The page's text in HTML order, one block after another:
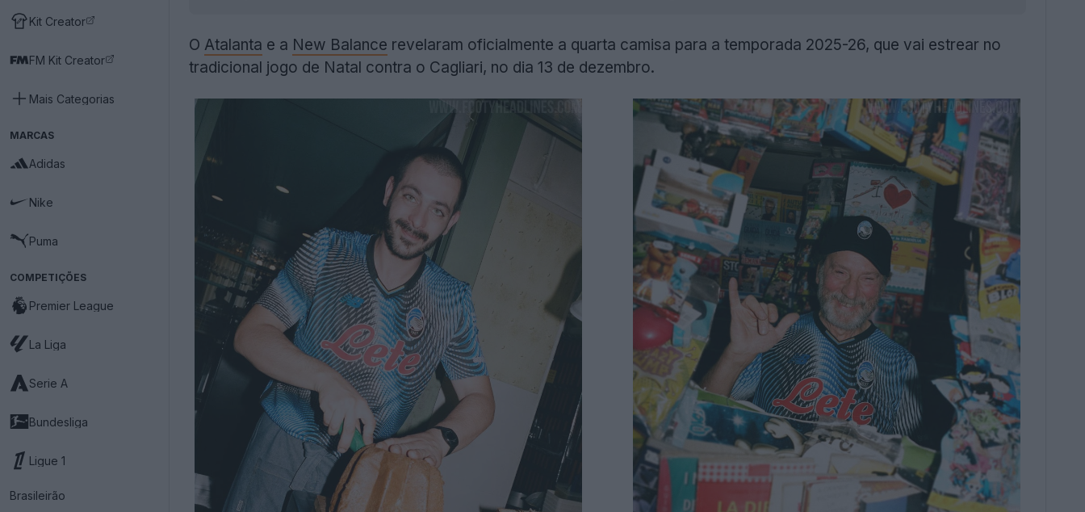
Kit Creator
FM Kit Creator
Mais Categorias
MARCAS
Adidas
Nike
Puma
COMPETIÇÕES
Premier League
La Liga
Serie A
Bundesliga
Ligue 1
Brasileirão
O Atalanta e a New Balance revelaram oficialmente a quarta camisa para a temporada 2025-26, que vai estrear no
tradicional jogo de Natal contra o Cagliari, no dia 13 de dezembro.